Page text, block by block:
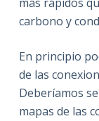
carbono y
En principio
de las
Deberíamos
mapas de las